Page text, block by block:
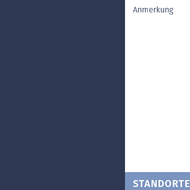
Anmerkung
STANDORTE